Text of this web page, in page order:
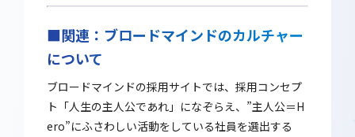
■関連：ブロードマインドのカルチャー
について
ブロードマインドの採用サイトでは、採用コンセプ
ト「人生の主人公であれ」になぞらえ、”主人公＝H
ero”にふさわしい活動をしている社員を選出する